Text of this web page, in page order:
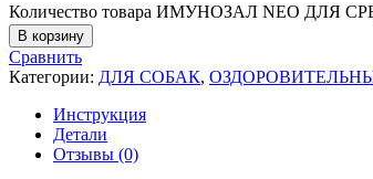
Количество товара ИМУНОЗАЛ NEO ДЛЯ
В корзину
Сравнить
Категории: ДЛЯ СОБАК,
Инструкция
Детали
Отзывы (0)